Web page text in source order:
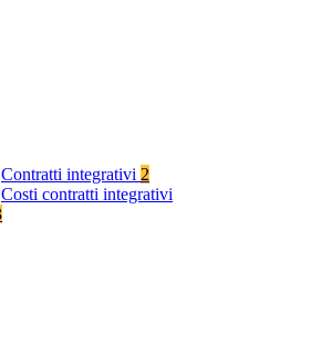
Contratti integrativi 2
Costi contratti integrativi